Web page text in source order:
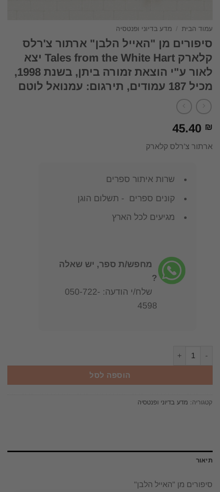
עמוד הבית / מדע בדיוני ופנטסיה
סיפורים מן "האייל הלבן" ארתור צ'רלס
קלארק Tales from the White Hart יצא
לאור ע"י הוצאת זמורה ביתן, בשנת 1998,
מכיל 187 עמודים, תירגום: עמנואל לוטם
45.40 ₪
ארתור צ'רלס קלארק
שרות איתור ספרים
קונים ספרים - תשלום הוגן
מגיעים לכל הארץ
מחפש/ת ספר, יש שאלה
?
שלח/י הודעה: 050-722-
4598
הוספה לסל
קטגוריה: מדע בדיוני ופנטסיה
תיאור
סיפורים מן "האייל הלבן"